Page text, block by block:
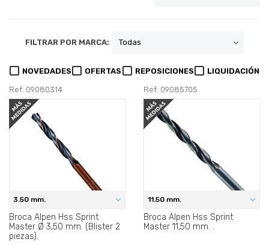
FILTRAR POR MARCA:
NOVEDADES OFERTAS REPOSICIONES LIQUIDACIÓN
Ref: 09080314
3.50 mm.
Broca Alpen Hss Sprint
Master Ø 3,50 mm. (Blister 2
piezas).
Ref: 09085705
11.50 mm.
Broca Alpen Hss Sprint
Master 11,50 mm. .